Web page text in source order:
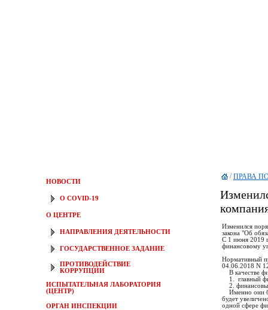
НОВОСТИ
О COVID-19
О ЦЕНТРЕ
НАПРАВЛЕНИЯ ДЕЯТЕЛЬНОСТИ
ГОСУДАРСТВЕННОЕ ЗАДАНИЕ
ПРОТИВОДЕЙСТВИЕ
КОРРУПЦИИ
ИСПЫТАТЕЛЬНАЯ ЛАБОРАТОРИЯ
(ЦЕНТР)
ОРГАН ИНСПЕКЦИИ
/ПРАВА
Изменился
закона "Об
C 1 июня 2019
финансовому
Нормативный
04.06.2018 N
В качестве
1. главный
2.
Именно они
будет
одной сфере